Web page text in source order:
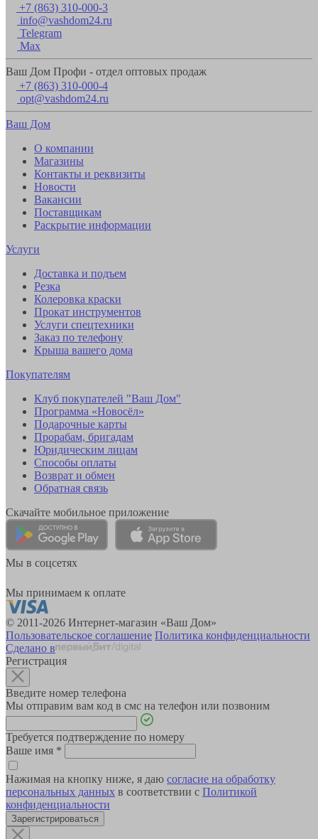
+7 (863) 310-000-3
info@vashdom24.ru
Telegram
Max
Ваш Дом Профи - отдел оптовых продаж
+7 (863) 310-000-4
opt@vashdom24.ru
Ваш Дом
О компании
Магазины
Контакты и реквизиты
Новости
Вакансии
Поставщикам
Раскрытие информации
Услуги
Доставка и подъем
Резка
Колеровка краски
Прокат инструментов
Услуги спецтехники
Заказ по телефону
Крыша вашего дома
Покупателям
Клуб покупателей "Ваш Дом"
Программа «Новосёл»
Подарочные карты
Прорабам, бригадам
Юридическим лицам
Способы оплаты
Возврат и обмен
Обратная связь
Скачайте мобильное приложение
Мы в соцсетях
Мы принимаем к оплате
© 2011-2026 Интернет-магазин «Ваш Дом»
Пользовательское соглашение Политика конфиденциальности
Сделано в
Регистрация
Введите номер телефона
Мы отправим вам код в смс на телефон или позвоним
Требуется подтверждение по номеру
Ваше имя *
Нажимая на кнопку ниже, я даю согласие на обработку
персональных данных в соответствии с Политикой
конфиденциальности
Зарегистрироваться